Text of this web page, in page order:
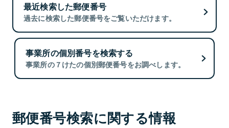
最近検索した郵便番号
過去に検索した郵便番号をご覧いただけます。
事業所の個別番号を検索する
事業所の７けたの個別郵便番号をお調べします。
郵便番号検索に関する情報